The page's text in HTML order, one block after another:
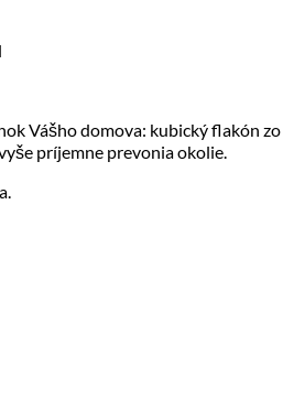
Vášho domova: kubický flakón
príjemne prevonia okolie.